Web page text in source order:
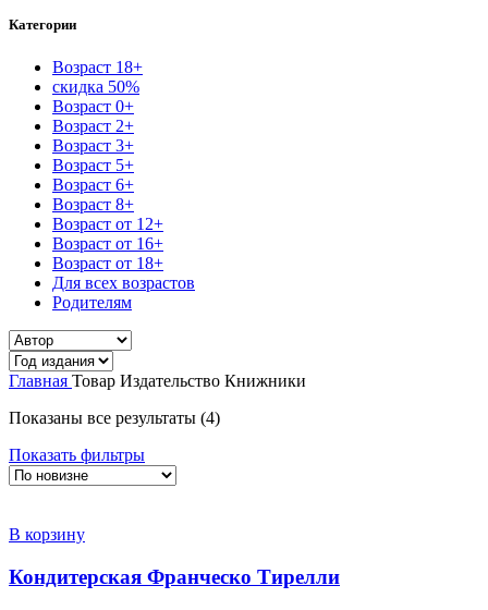
Категории
Возраст 18+
скидка 50%
Возраст 0+
Возраст 2+
Возраст 3+
Возраст 5+
Возраст 6+
Возраст 8+
Возраст от 12+
Возраст от 16+
Возраст от 18+
Для всех возрастов
Родителям
Главная Товар Издательство Книжники
Показаны все результаты (4)Сортировка:
Показать фильтры
В корзину
Кондитерская Франческо Тирелли